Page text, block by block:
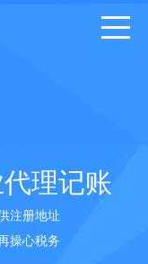
理记账
注册地址
操心税务